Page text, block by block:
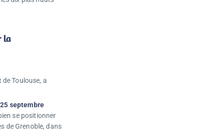
la
Toulouse, a
septembre
se positionner
de Grenoble, dans